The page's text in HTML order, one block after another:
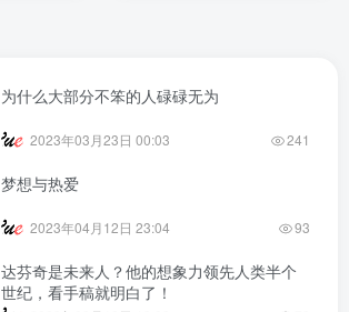
为什么大部分不笨的人碌碌无为
2023年03月23日 00:03 241
梦想与热爱
2023年04月12日 23:04 93
达芬奇是未来人？他的想象力领先人类半个
世纪，看手稿就明白了！